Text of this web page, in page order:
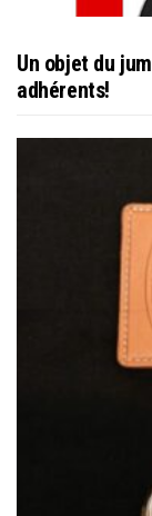
Un objet du
adhérents!